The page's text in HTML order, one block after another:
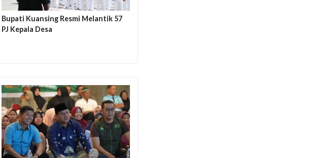
Bupati Kuansing Resmi Melantik 57
PJ Kepala Desa